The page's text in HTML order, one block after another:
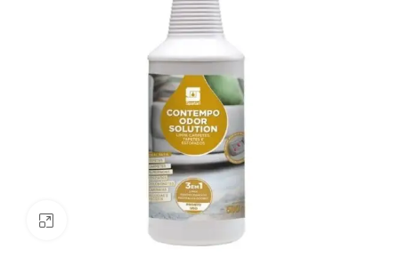
Clique para ampliar